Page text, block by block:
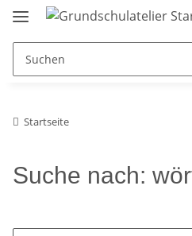
Startseite
Suche nach: